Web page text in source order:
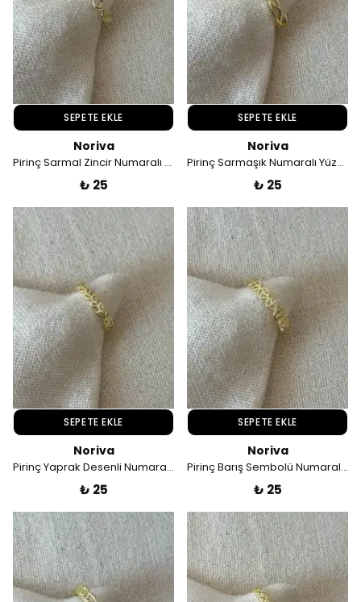
SEPETE EKLE
Noriva
Pirinç Sarmal Zincir Numaralı Yüzük
₺ 25
SEPETE EKLE
Noriva
Pirinç Sarmaşık Numaralı Yüzük
₺ 25
SEPETE EKLE
Noriva
Pirinç Yaprak Desenli Numaralı Yüzük
₺ 25
SEPETE EKLE
Noriva
Pirinç Barış Sembolü Numaralı Yüzük
₺ 25